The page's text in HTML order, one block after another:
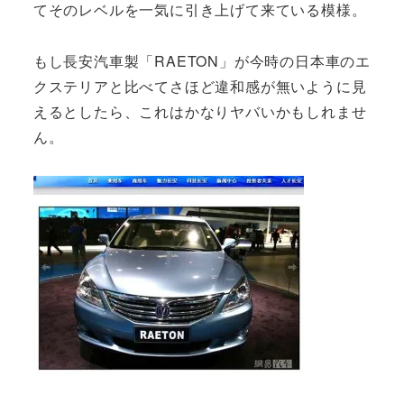
てそのレベルを一気に引き上げて来ている模様。
もし長安汽車製「RAETON」が今時の日本車のエ
クステリアと比べてさほど違和感が無いように見
えるとしたら、これはかなりヤバいかもしれませ
ん。